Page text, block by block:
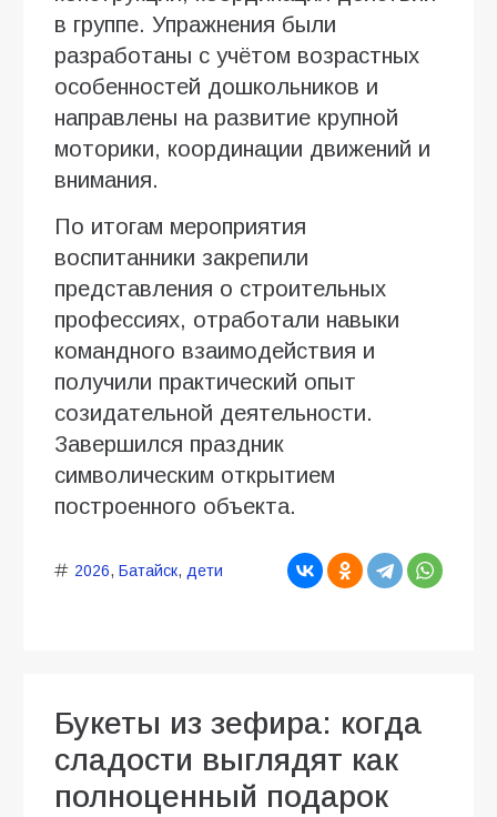
в группе. Упражнения были
разработаны с учётом возрастных
особенностей дошкольников и
направлены на развитие крупной
моторики, координации движений и
внимания.
По итогам мероприятия
воспитанники закрепили
представления о строительных
профессиях, отработали навыки
командного взаимодействия и
получили практический опыт
созидательной деятельности.
Завершился праздник
символическим открытием
построенного объекта.
2026, Батайск, дети
Букеты из зефира: когда
сладости выглядят как
полноценный подарок